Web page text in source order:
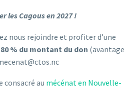
les Cagous en 2027 !
nous rejoindre et profiter d’une
% du montant du don (avantage
au mécénat en Nouvelle-